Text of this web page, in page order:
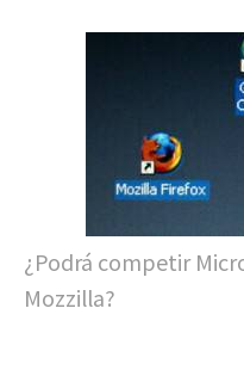
¿Podrá competir
Mozzilla?